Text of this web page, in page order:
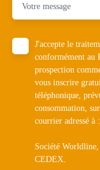
Votre message
J'accepte le
conformément au
prospection
vous inscrire
téléphonique,
consommation,
courrier adressé à :
Société
CEDEX.